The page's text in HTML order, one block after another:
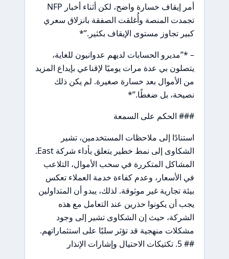
أمر إيقاف خسارة واضح، لكن أثناء أخبار NFP
تجمدت المنصة وأُغلقت الصفقة بانزلاق سعري
كبير تجاوز مستوى الإيقاف بكثير.”*
– *”مديرو الحسابات لديهم عدوانيون للغاية،
يتصلون بي عدة مرات يوميًا لإقناعي بإيداع المزيد
من الأموال بعد خسارة صغيرة. لم يكن ذلك
نصيحة، بل ضغطًا.”*
### الحكم على السمعة
استنادًا إلى ملاحظات المستخدمين، تشير
الشكاوى إلى نمط خطير يتعلق بأداء شركة East.
المشاكل المتكررة في سحب الأموال، التلاعب
في الأسعار، وعدم كفاءة خدمة العملاء تعكس
بيئة تجارية غير موثوقة. لذلك، يبدو أن المتداولين
يجب أن يكونوا حذرين عند التعامل مع هذه
الشركة، حيث إن الشكاوى تشير إلى وجود
مشكلات منهجية قد تؤثر سلبًا على استثماراتهم.
## 5. تكتيكات الاحتيال وإشارات الإنذار